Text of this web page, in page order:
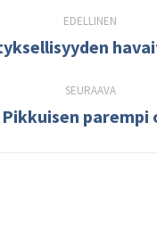
EDELLINEN
Edellinen
SEURAAVA
Seuraava
Pikkuisen parempi